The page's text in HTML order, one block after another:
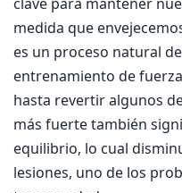
medida que
es un proceso natural
entrenamiento de
hasta revertir algunos
más fuerte también
equilibrio, lo cual
lesiones, uno de los